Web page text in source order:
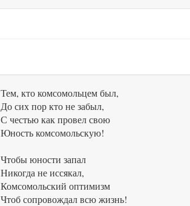
Тем, кто комсомольцем был,
До сих пор кто не забыл,
С честью как провел свою
Юность комсомольскую!
Чтобы юности запал
Никогда не иссякал,
Комсомольский оптимизм
Чтоб сопровождал всю жизнь!